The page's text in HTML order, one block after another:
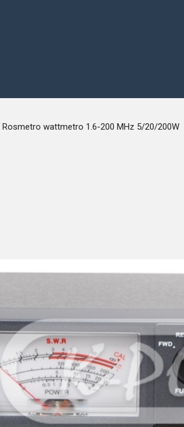
Rosmetro wattmetro 1.6-200 MHz 5/20/200W